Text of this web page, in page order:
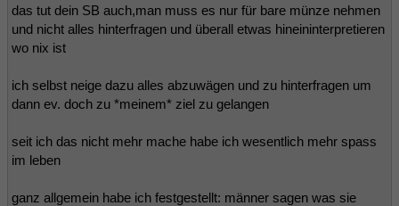
das tut dein SB auch,man muss es nur für bare münze nehmen
und nicht alles hinterfragen und überall etwas hineininterpretieren
wo nix ist
ich selbst neige dazu alles abzuwägen und zu hinterfragen um
dann ev. doch zu *meinem* ziel zu gelangen
seit ich das nicht mehr mache habe ich wesentlich mehr spass
im leben
ganz allgemein habe ich festgestellt: männer sagen was sie